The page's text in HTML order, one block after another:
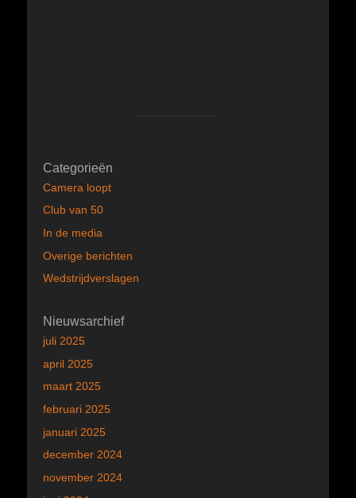
Categorieën
Camera loopt
Club van 50
In de media
Overige berichten
Wedstrijdverslagen
Nieuwsarchief
juli 2025
april 2025
maart 2025
februari 2025
januari 2025
december 2024
november 2024